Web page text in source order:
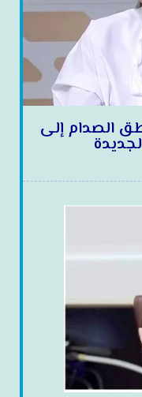
الصدام إلى